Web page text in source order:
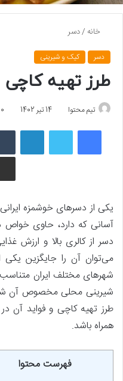
خانه /دسر
دسر کیک و شیرینی
طرز تهیه کاچی
تیم محتوا 14 تیر 1402 0
فیسبوک لینکداین
یکی از دسرهای خوشمزه
آسانی که دارد، حاوی
دسر از کالری بالا و ارزش
می‌توان آن را جایگزین
شهرهای مختلف ایران متناسب
شیرینی محلی مخصوص آن
طرز تهیه کاچی و فواید آن
همراه باشد.
فهرست محتوا